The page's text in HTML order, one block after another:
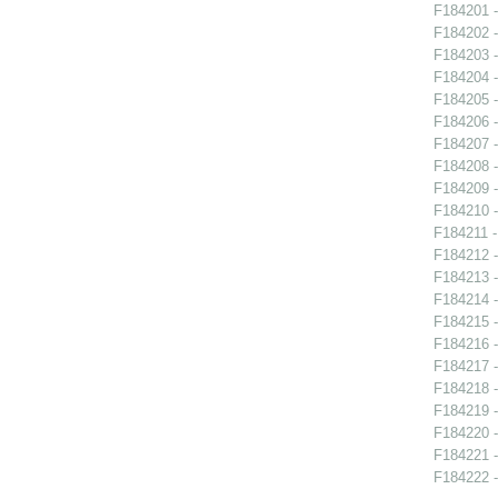
F184201
F184202
F184203
F184204
F184205
F184206
F184207
F184208
F184209
F184210
F184211
F184212
F184213
F184214
F184215
F184216
F184217
F184218
F184219
F184220
F184221
F184222